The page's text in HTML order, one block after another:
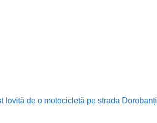
lovită de o motocicletă pe strada Dorobanți